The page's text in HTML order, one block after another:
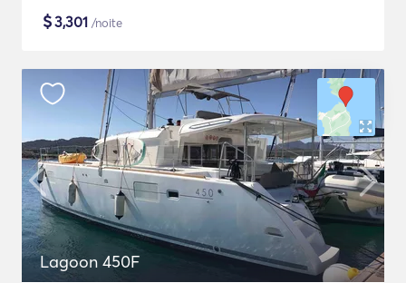
$3,301 /noite
Lagoon 450F